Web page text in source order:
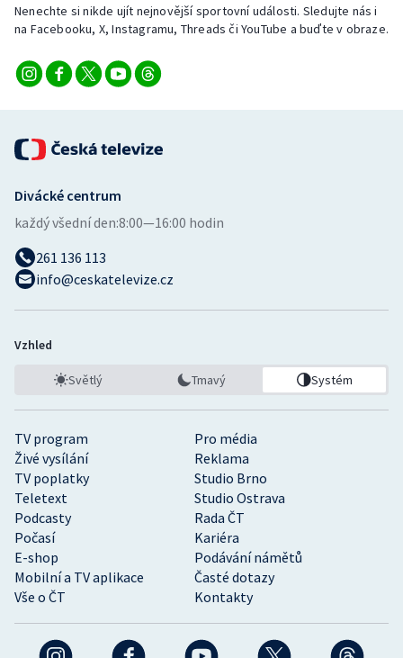
Volejbal
Ostatní
Nenechte si nikde ujít nejnovější sportovní události. Sledujte nás i
na Facebooku, X, Instagramu, Threads či YouTube a buďte v obraze.
TV program
Pro média
Živé vysílání
Reklama
TV poplatky
Studio Brno
Teletext
Studio Ostrava
Podcasty
Rada ČT
Počasí
Kariéra
E-shop
Podávání námětů
Mobilní a TV aplikace
Časté dotazy
Vše o ČT
Kontakty
Divácké centrum
každý všední den:8:00—16:00 hodin
261 136 113
info@ceskatelevize.cz
Vzhled
Světlý Tmavý Systém